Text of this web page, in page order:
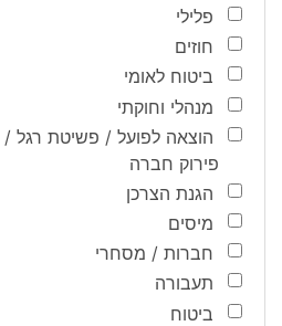
פלילי
חוזים
ביטוח לאומי
מנהלי וחוקתי
הוצאה לפועל / פשיטת רגל /
פירוק חברה
הגנת הצרכן
מיסים
חברות / מסחרי
תעבורה
ביטוח